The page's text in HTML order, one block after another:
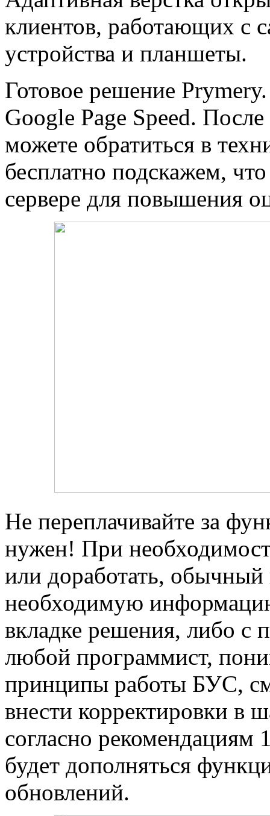
клиентов, работающих с
устройства и планшеты.
Готовое решение
Google Page Speed.
можете обратиться в
бесплатно подскажем,
сервере для повышения
Не переплачивайте за
нужен! При
или доработать, обычный
необходимую
вкладке решения, либо
любой программист,
принципы работы БУС,
внести корректировки в
согласно
будет дополняться
обновлений.